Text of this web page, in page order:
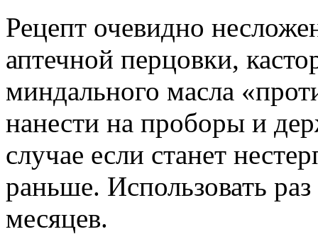
Рецепт очевидно
аптечной перцовки,
миндального масла
нанести на проборы и
случае если станет
раньше. Использовать
месяцев.